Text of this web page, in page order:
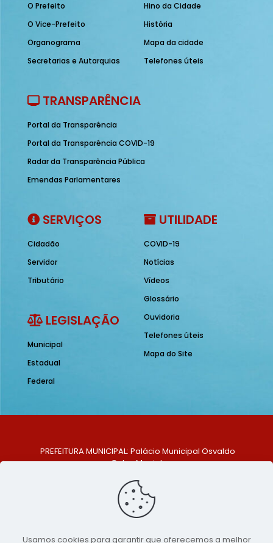
O Prefeito
O Vice-Prefeito
Organograma
Secretarias e Autarquias
Hino da Cidade
História
Mapa da cidade
Telefones úteis
TRANSPARÊNCIA
Portal da Transparência
Portal da Transparência COVID-19
Radar da Transparência Pública
Emendas Parlamentares
SERVIÇOS
Cidadão
Servidor
Tributário
LEGISLAÇÃO
Municipal
Estadual
Federal
UTILIDADE
COVID-19
Notícias
Vídeos
Glossário
Ouvidoria
Telefones úteis
Mapa do Site
PREFEITURA MUNICIPAL: Palácio Municipal Osvaldo
Celso Maciel
Centro, São Bento do Una - PE. CEP: 553370-128
TELEFONE: (81) 99548-1569
E-MAIL: ouvidoria@saobentodouna.pe.gov.br
Usamos cookies para garantir que oferecemos a melhor